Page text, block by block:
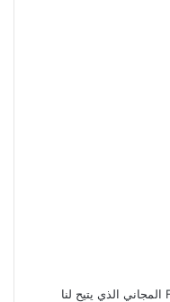
برنامج Filmmaker Pro – Video Editor المجاني الذي يتيح لنا